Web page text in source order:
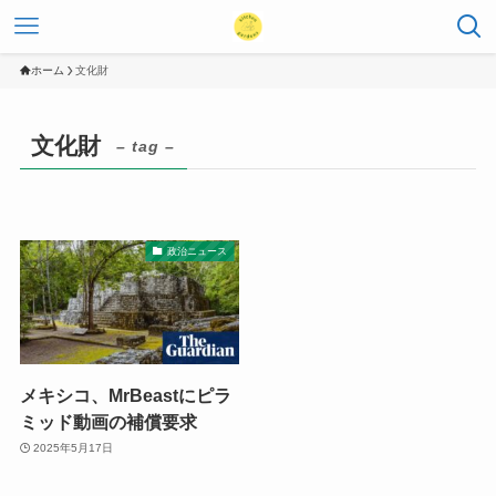
ホーム 文化財
文化財 – tag –
政治ニュース
メキシコ、MrBeastにピラ
ミッド動画の補償要求
2025年5月17日